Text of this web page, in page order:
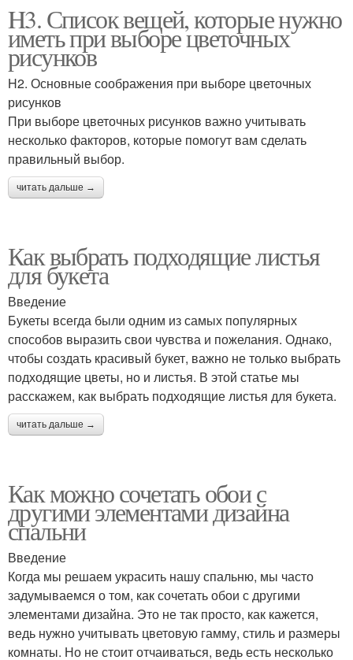
H3. Список вещей, которые нужно
иметь при выборе цветочных
рисунков
H2. Основные соображения при выборе цветочных
рисунков
При выборе цветочных рисунков важно учитывать
несколько факторов, которые помогут вам сделать
правильный выбор.
читать дальше →
Как выбрать подходящие листья
для букета
Введение
Букеты всегда были одним из самых популярных
способов выразить свои чувства и пожелания. Однако,
чтобы создать красивый букет, важно не только выбрать
подходящие цветы, но и листья. В этой статье мы
расскажем, как выбрать подходящие листья для букета.
читать дальше →
Как можно сочетать обои с
другими элементами дизайна
спальни
Введение
Когда мы решаем украсить нашу спальню, мы часто
задумываемся о том, как сочетать обои с другими
элементами дизайна. Это не так просто, как кажется,
ведь нужно учитывать цветовую гамму, стиль и размеры
комнаты. Но не стоит отчаиваться, ведь есть несколько